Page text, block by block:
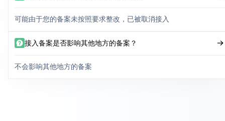
可能由于您的备案未按照要求整改，已被取消接入
接入备案是否影响其他地方的备案？
不会影响其他地方的备案